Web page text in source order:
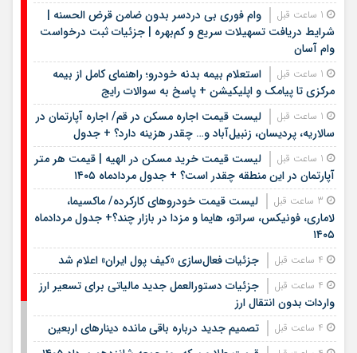
وام فوری بی دردسر بدون ضامن قرض الحسنه |
شرایط دریافت تسهیلات سریع و کم‌بهره | جزئیات ثبت درخواست
وام آسان
استعلام بیمه بدنه خودرو؛ راهنمای کامل از بیمه
مرکزی تا پیامک و اپلیکیشن + پاسخ به سوالات رایج
لیست قیمت اجاره مسکن در قم/ اجاره آپارتمان در
سالاریه، پردیسان، زنبیل‌آباد و… چقدر هزینه دارد؟ + جدول
لیست قیمت خرید مسکن در الهیه | قیمت هر متر
آپارتمان در این منطقه چقدر است؟ + جدول مردادماه ۱۴۰۵
لیست قیمت خودروهای کارکرده/ ماکسیما،
لاماری، فونیکس، سراتو، هایما و مزدا در بازار چند؟+ جدول مردادماه
۱۴۰۵
جزئیات فعال‌سازی «کیف پول ایران» اعلام شد
جزئیات دستورالعمل جدید مالیاتی برای تسعیر ارز
واردات بدون انتقال ارز
تصمیم جدید درباره باقی مانده دینارهای اربعین